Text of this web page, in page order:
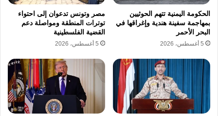
باتفاقية وقّعها العاهل الأردني الملك عبد الله الثاني
والرئيس الفلسطيني محمود عباس عام 2013،
منحت المملكة حق الوصاية والدفاع عن القدس
اقتحامات ورفع أعلام داخل باحات
المسجد
الحكومة اليمنية تتهم الحوثيين
بمهاجمة سفينة هندية وإغراقها في
البحر الأحمر
5 أغسطس، 2026
مصر وتونس تدعوان إلى احتواء
توترات المنطقة ومواصلة دعم
القضية الفلسطينية
5 أغسطس، 2026